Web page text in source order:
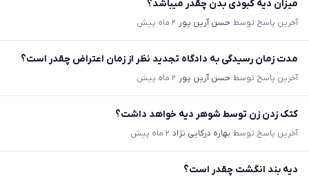
میزان دیه کبودی بدن چقدر میباشد؟
آخرین پاسخ توسط حسن آرین پور ۲ ماه پیش
مدت زمان رسیدگی به دادگاه تجدید نظر از زمان اعتراض چقدر است؟
آخرین پاسخ توسط حسن آرین پور ۲ ماه پیش
کتک زدن زن توسط شوهر دیه خواهد داشت؟
آخرین پاسخ توسط بهاره درکایی نژاد ۲ ماه پیش
دیه بند انگشت چقدر است؟